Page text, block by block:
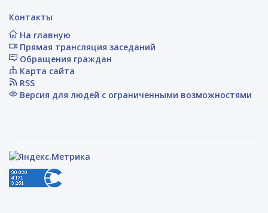
Контакты
На главную
Прямая трансляция заседаний
Обращения граждан
Карта сайта
RSS
Версия для людей с ограниченными возможностями